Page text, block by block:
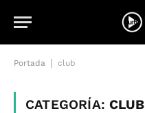
Portada club
CATEGORÍA:CLUB